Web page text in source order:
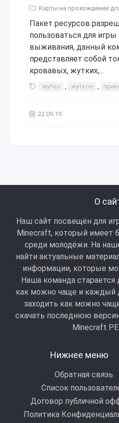
Карты на прохождение
Пакет ресурсов
пользоваться для игры
выживания, данный
представляет собой
кровавых, жутких,...
жутко , жуткое ,
22.09.19
О
Наш сайт посвещён для
Minecraft, который имеет
среди молодёжи. На
найти актуальные
информации, которые
Наша команда старается
как можно чаще и каждый
заходить как можно
скачать последнюю
Minecraft РЕ
Нижнее меню
Обратная связь
Список
Договор публичной
Политика